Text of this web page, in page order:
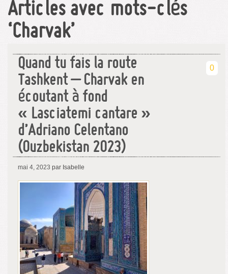
Articles avec mots-clés
‘Charvak’
Quand tu fais la route
Tashkent – Charvak en
écoutant à fond
« Lasciatemi cantare »
d’Adriano Celentano
(Ouzbekistan 2023)
0
mai 4, 2023 par Isabelle